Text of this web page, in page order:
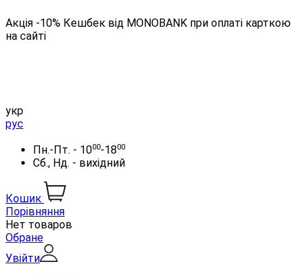
Акція -10% Кешбек від MONOBANK при оплаті карткою
на сайті
укр
рус
Пн.-Пт. - 1000-1800
Сб., Нд. - вихідний
Кошик
Порівняння
Нет товаров
Обране
Увійти